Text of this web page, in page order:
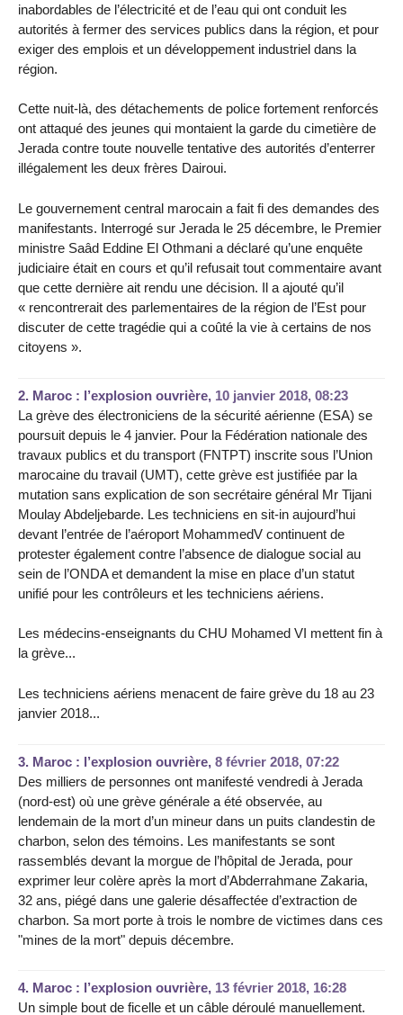
inabordables de l’électricité et de l’eau qui ont conduit les
autorités à fermer des services publics dans la région, et pour
exiger des emplois et un développement industriel dans la
région.
Cette nuit-là, des détachements de police fortement renforcés
ont attaqué des jeunes qui montaient la garde du cimetière de
Jerada contre toute nouvelle tentative des autorités d’enterrer
illégalement les deux frères Dairoui.
Le gouvernement central marocain a fait fi des demandes des
manifestants. Interrogé sur Jerada le 25 décembre, le Premier
ministre Saâd Eddine El Othmani a déclaré qu’une enquête
judiciaire était en cours et qu’il refusait tout commentaire avant
que cette dernière ait rendu une décision. Il a ajouté qu’il
« rencontrerait des parlementaires de la région de l’Est pour
discuter de cette tragédie qui a coûté la vie à certains de nos
citoyens ».
2. Maroc : l’explosion ouvrière, 10 janvier 2018, 08:23
La grève des électroniciens de la sécurité aérienne (ESA) se
poursuit depuis le 4 janvier. Pour la Fédération nationale des
travaux publics et du transport (FNTPT) inscrite sous l’Union
marocaine du travail (UMT), cette grève est justifiée par la
mutation sans explication de son secrétaire général Mr Tijani
Moulay Abdeljebarde. Les techniciens en sit-in aujourd’hui
devant l’entrée de l’aéroport MohammedV continuent de
protester également contre l’absence de dialogue social au
sein de l’ONDA et demandent la mise en place d’un statut
unifié pour les contrôleurs et les techniciens aériens.
Les médecins-enseignants du CHU Mohamed VI mettent fin à
la grève...
Les techniciens aériens menacent de faire grève du 18 au 23
janvier 2018...
3. Maroc : l’explosion ouvrière, 8 février 2018, 07:22
Des milliers de personnes ont manifesté vendredi à Jerada
(nord-est) où une grève générale a été observée, au
lendemain de la mort d’un mineur dans un puits clandestin de
charbon, selon des témoins. Les manifestants se sont
rassemblés devant la morgue de l’hôpital de Jerada, pour
exprimer leur colère après la mort d’Abderrahmane Zakaria,
32 ans, piégé dans une galerie désaffectée d’extraction de
charbon. Sa mort porte à trois le nombre de victimes dans ces
"mines de la mort" depuis décembre.
4. Maroc : l’explosion ouvrière, 13 février 2018, 16:28
Un simple bout de ficelle et un câble déroulé manuellement.